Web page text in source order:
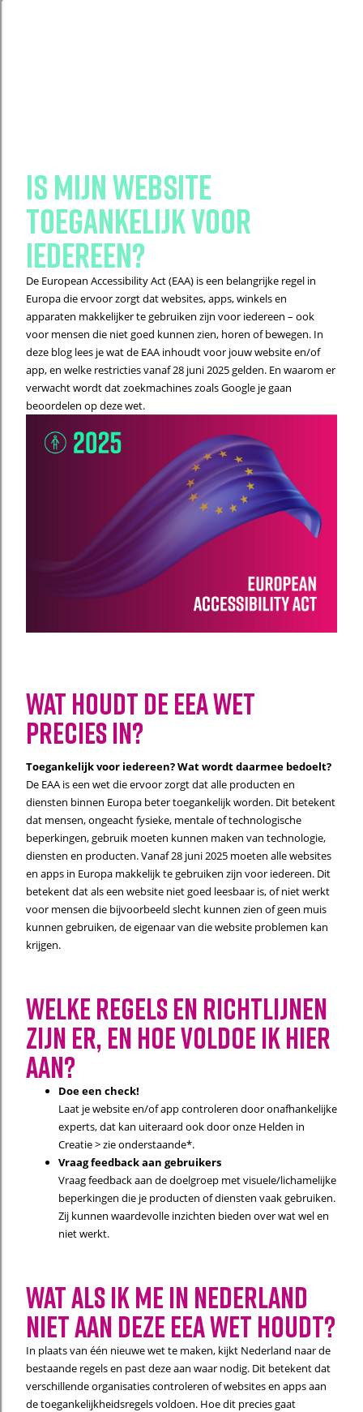
is mijn website
toegankelijk voor
iedereen?
De European Accessibility Act (EAA) is een belangrijke regel in
Europa die ervoor zorgt dat websites, apps, winkels en
apparaten makkelijker te gebruiken zijn voor iedereen – ook
voor mensen die niet goed kunnen zien, horen of bewegen. In
deze blog lees je wat de EAA inhoudt voor jouw website en/of
app, en welke restricties vanaf 28 juni 2025 gelden. En waarom er
verwacht wordt dat zoekmachines zoals Google je gaan
beoordelen op deze wet.
Wat houdt de EEA wet
precies in?
Toegankelijk voor iedereen? Wat wordt daarmee bedoelt?
De EAA is een wet die ervoor zorgt dat alle producten en
diensten binnen Europa beter toegankelijk worden. Dit betekent
dat mensen, ongeacht fysieke, mentale of technologische
beperkingen, gebruik moeten kunnen maken van technologie,
diensten en producten. Vanaf 28 juni 2025 moeten alle websites
en apps in Europa makkelijk te gebruiken zijn voor iedereen. Dit
betekent dat als een website niet goed leesbaar is, of niet werkt
voor mensen die bijvoorbeeld slecht kunnen zien of geen muis
kunnen gebruiken, de eigenaar van die website problemen kan
krijgen.
welke regels en richtlijnen
zijn er, en hoe voldoe ik hier
aan?
Doe een check!
Laat je website en/of app controleren door onafhankelijke
experts, dat kan uiteraard ook door onze Helden in
Creatie > zie onderstaande*.
Vraag feedback aan gebruikers
Vraag feedback aan de doelgroep met visuele/lichamelijke
beperkingen die je producten of diensten vaak gebruiken.
Zij kunnen waardevolle inzichten bieden over wat wel en
niet werkt.
Wat als ik me in Nederland
niet aan deze EEA wet houdt?
In plaats van één nieuwe wet te maken, kijkt Nederland naar de
bestaande regels en past deze aan waar nodig. Dit betekent dat
verschillende organisaties controleren of websites en apps aan
de toegankelijkheidsregels voldoen. Hoe dit precies gaat